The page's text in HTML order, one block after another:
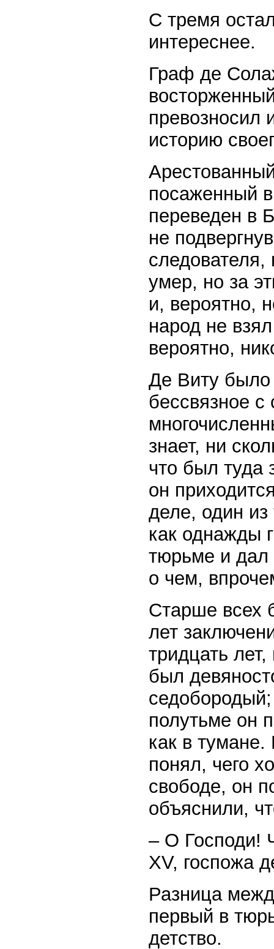
С тремя
интереснее.
Граф де
превозносил
историю
посаженный
переведен в
не
следователя,
умер, но за
и, вероятно,
народ не
вероятно,
Де Виту было
бессвязное
знает, ни
что был туда
он
деле, один
как однажды
тюрьме и дал
о чем,
Старше всех
лет
тридцать
был
полутьме он
как в тумане.
понял, чего
свободе, он
объяснили,
– О Господи!
XV, госпожа
Разница
первый в
детство.